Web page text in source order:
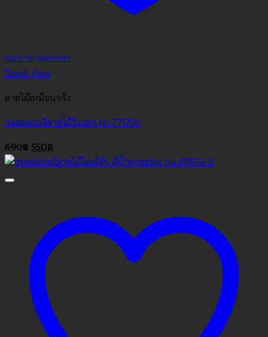
Add to Wishlist
Quick View
ลายไม้เหมือนจริง
วอลเปเปอร์ลายไม้วินเทจ No.77056
690฿ Original
price
550฿
price